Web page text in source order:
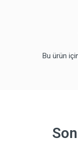
Bu ürün